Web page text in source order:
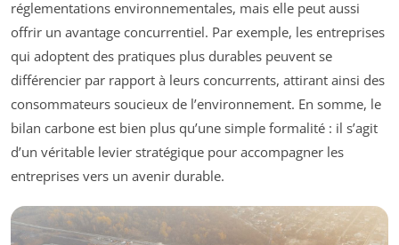
réglementations environnementales, mais elle peut aussi
offrir un avantage concurrentiel. Par exemple, les entreprises
qui adoptent des pratiques plus durables peuvent se
différencier par rapport à leurs concurrents, attirant ainsi des
consommateurs soucieux de l’environnement. En somme, le
bilan carbone est bien plus qu’une simple formalité : il s’agit
d’un véritable levier stratégique pour accompagner les
entreprises vers un avenir durable.